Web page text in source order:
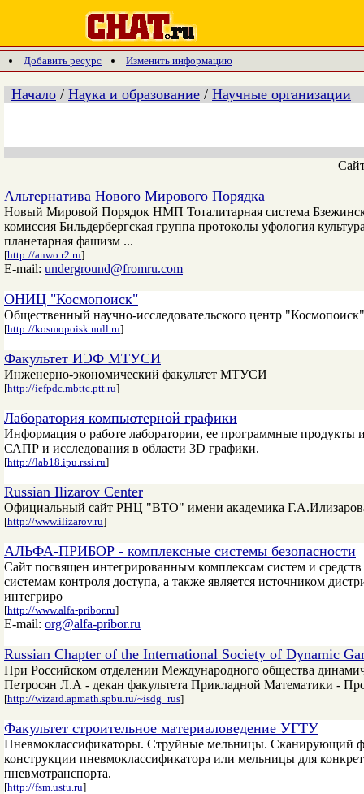
Добавить ресурс Изменить информацию
Начало / Наука и образование / Научные организации
Альтернатива Нового Мирового Порядка
Новый Мировой Порядок НМП Тоталитарная система
комиссия Бильдербергская группа протоколы уфология
планетарная фашизм ...
[http://anwo.r2.ru]
E-mail: underground@fromru.com
ОНИЦ "Космопоиск"
Общественный научно-исследовательского центр
[http://kosmopoisk.null.ru]
Факультет ИЭФ МТУСИ
Инженерно-экономический факультет МТУСИ
[http://iefpdc.mbttc.ptt.ru]
Лаборатория компьютерной графики
Информация о работе лаборатории, ее программные продукты
САПР и исследования в области 3D графики.
[http://lab18.ipu.rssi.ru]
Russian Ilizarov Center
Официальный сайт РНЦ "ВТО" имени академика
[http://www.ilizarov.ru]
АЛЬФА-ПРИБОР - комплексные системы безопасности
Сайт посвящен интегрированным комплексам систем и
системам контроля доступа, а также является источником
интегриро
[http://www.alfa-pribor.ru]
E-mail: org@alfa-pribor.ru
Russian Chapter of the International Society of Dynamic
При Российском отделении Международного общества
Петросян Л.А - декан факультета Прикладной Математики -
[http://wizard.apmath.spbu.ru/~isdg_rus]
Факультет строительное материаловедение УГТУ
Пневмоклассификаторы. Струйные мельницы. Сканирующий
конструкции пневмоклассификатора или мельницы для
пневмотранспорта.
[http://fsm.ustu.ru]